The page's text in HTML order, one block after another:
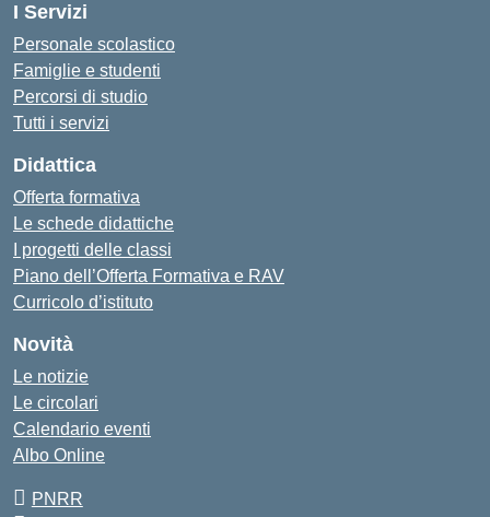
I Servizi
Personale scolastico
Famiglie e studenti
Percorsi di studio
Tutti i servizi
Didattica
Offerta formativa
Le schede didattiche
I progetti delle classi
Piano dell’Offerta Formativa e RAV
Curricolo d’istituto
Novità
Le notizie
Le circolari
Calendario eventi
Albo Online
PNRR